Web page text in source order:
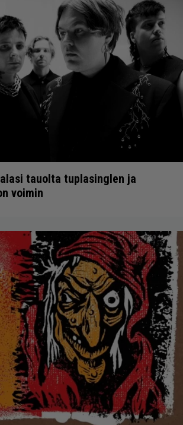
tauolta tuplasinglen ja
voimin